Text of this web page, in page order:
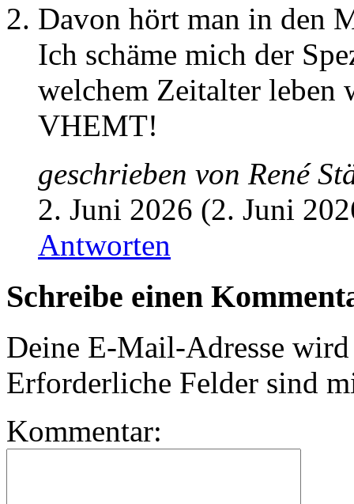
Davon hört man in den
Ich schäme mich der
welchem Zeitalter leben
VHEMT!
geschrieben von René
2. Juni 2026 (2. Juni
Antworten
Schreibe einen
Deine E-Mail-Adresse
Erforderliche Felder sind
Kommentar: